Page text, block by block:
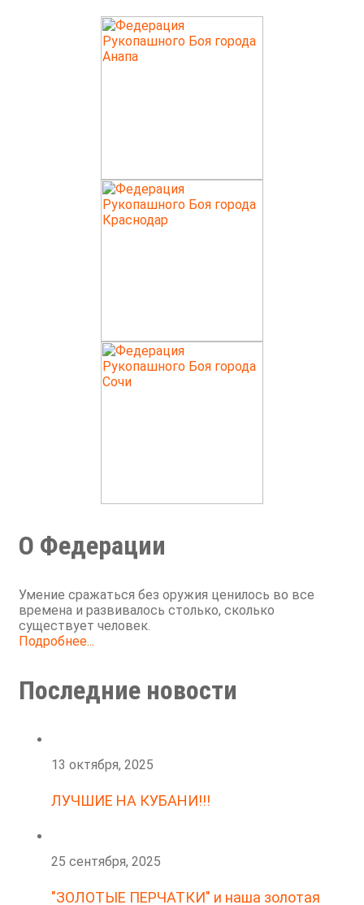
О Федерации
Умение сражаться без оружия ценилось во все
времена и развивалось столько, сколько
существует человек.
Подробнее...
Последние новости
13 октября, 2025
ЛУЧШИЕ НА КУБАНИ!!!
25 сентября, 2025
"ЗОЛОТЫЕ ПЕРЧАТКИ" и наша золотая